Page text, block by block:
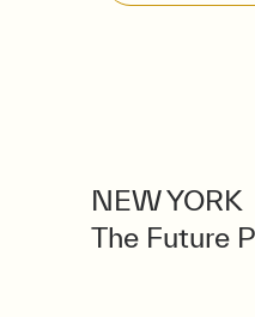
NEW YORK
The Future